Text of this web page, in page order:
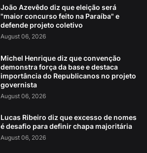
João Azevêdo diz que eleição será
"maior concurso feito na Paraíba" e
defende projeto coletivo
August 06, 2026
Michel Henrique diz que convenção
demonstra força da base e destaca
importância do Republicanos no projeto
governista
August 06, 2026
Lucas Ribeiro diz que excesso de nomes
é desafio para definir chapa majoritária
August 06, 2026